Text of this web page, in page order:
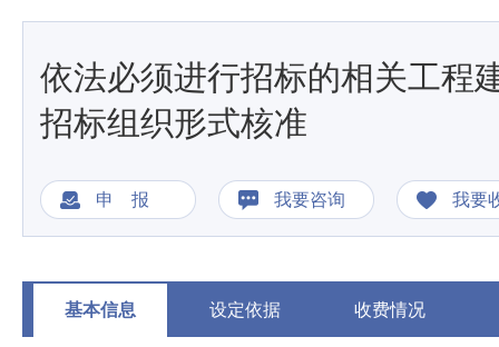
依法必须进行招标的相关工程
招标组织形式核准
申 报 我要咨询 我要
基本信息 设定依据 收费情况